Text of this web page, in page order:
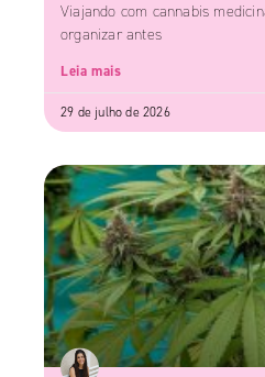
Viajando com cannabis
organizar antes
Leia mais
29 de julho de 2026